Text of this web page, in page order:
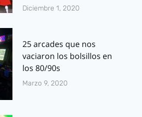
Diciembre 1, 2020
25 arcades que nos
vaciaron los bolsillos en
los 80/90s
Marzo 9, 2020